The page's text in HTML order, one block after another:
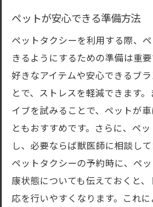
ペットが安心できる準備方法
ペットタクシーを利用する際、
きるようにするための準備は重
好きなアイテムや安心できるブ
とで、ストレスを軽減できます
イブを試みることで、ペットが
ともおすすめです。さらに、ペ
し、必要ならば獣医師に相談して
ペットタクシーの予約時に、ペ
康状態についても伝えておくと
応を行いやすくなります。これ